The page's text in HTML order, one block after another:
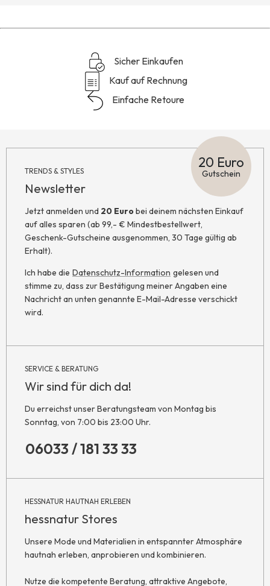
Sicher Einkaufen
Kauf auf Rechnung
Einfache Retoure
TRENDS & STYLES
Newsletter
20 Euro
Gutschein
Jetzt anmelden und 20 Eurobei deinem nächsten Einkauf
auf alles sparen (ab 99,- € Mindestbestellwert,
Geschenk-Gutscheine ausgenommen, 30 Tage gültig ab
Erhalt).
Ich habe die Datenschutz-Information gelesen und
stimme zu, dass zur Bestätigung meiner Angaben eine
Nachricht an unten genannte E-Mail-Adresse verschickt
wird.
SERVICE & BERATUNG
Wir sind für dich da!
Du erreichst unser Beratungsteam von Montag bis
Sonntag, von 7:00 bis 23:00 Uhr.
06033 / 181 33 33
HESSNATUR HAUTNAH ERLEBEN
hessnatur Stores
Unsere Mode und Materialien in entspannter Atmosphäre
hautnah erleben, anprobieren und kombinieren.
Nutze die kompetente Beratung, attraktive Angebote,